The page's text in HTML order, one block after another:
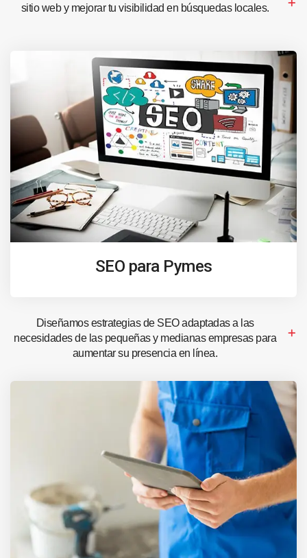
sitio web y mejorar tu visibilidad en búsquedas locales.
SEO para Pymes
Diseñamos estrategias de SEO adaptadas a las
necesidades de las pequeñas y medianas empresas para
aumentar su presencia en línea.